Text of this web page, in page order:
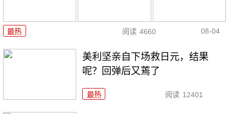
最热 阅读 4660 08-04
美利坚亲自下场救日元，结果
呢？回弹后又蔫了
最热 阅读 12401